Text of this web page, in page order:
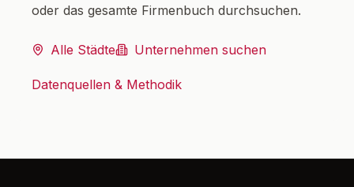
oder das gesamte Firmenbuch durchsuchen.
Alle Städte Unternehmen suchen
Datenquellen & Methodik